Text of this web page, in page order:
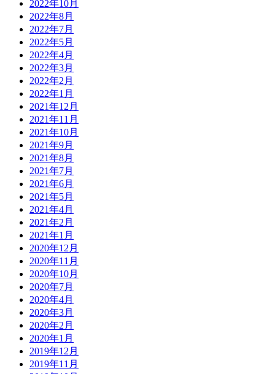
2022年10月
2022年8月
2022年7月
2022年5月
2022年4月
2022年3月
2022年2月
2022年1月
2021年12月
2021年11月
2021年10月
2021年9月
2021年8月
2021年7月
2021年6月
2021年5月
2021年4月
2021年2月
2021年1月
2020年12月
2020年11月
2020年10月
2020年7月
2020年4月
2020年3月
2020年2月
2020年1月
2019年12月
2019年11月